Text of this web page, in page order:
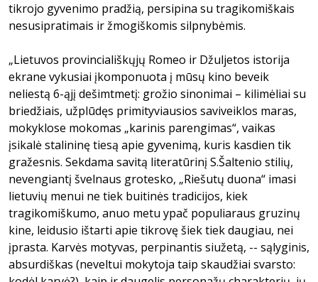
tikrojo gyvenimo pradžią, persipina su tragikomiškais
nesusipratimais ir žmogiškomis silpnybėmis.
„Lietuvos provinciališkųjų Romeo ir Džuljetos istorija
ekrane vykusiai įkomponuota į mūsų kino beveik
neliestą 6-ąjį dešimtmetį: grožio sinonimai – kilimėliai su
briedžiais, užplūdęs primityviausios saviveiklos maras,
mokyklose mokomas „karinis parengimas“, vaikas
įsikalė stalininę tiesą apie gyvenimą, kuris kasdien tik
gražesnis. Sekdama savitą literatūrinį S.Šaltenio stilių,
nevengiantį švelnaus grotesko, „Riešutų duona“ imasi
lietuvių menui ne tiek buitinės tradicijos, kiek
tragikomiškumo, anuo metu ypač populiaraus gruzinų
kine, leidusio ištarti apie tikrovę šiek tiek daugiau, nei
įprasta. Karvės motyvas, perpinantis siužetą, -- sąlyginis,
absurdiškas (neveltui mokytoja taip skaudžiai svarsto: